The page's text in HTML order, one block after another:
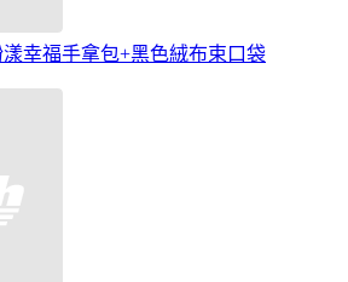
漾幸福手拿包+黑色絨布束口袋